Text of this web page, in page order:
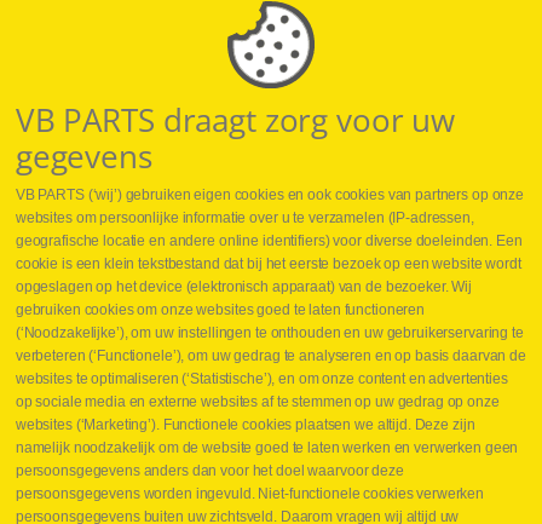
Volg ons op Social Media
Webshop
Nieuws
Jobs
Contact
Leveringen
Drukcontrole set
Persmaten
Herstellen cilinders
Hoe opmeten?
Hydrogroepen
VB PARTS draagt zorg voor uw
gegevens
VB PARTS (‘wij’) gebruiken eigen cookies en ook cookies van partners op onze
websites om persoonlijke informatie over u te verzamelen (IP-adressen,
geografische locatie en andere online identifiers) voor diverse doeleinden. Een
cookie is een klein tekstbestand dat bij het eerste bezoek op een website wordt
opgeslagen op het device (elektronisch apparaat) van de bezoeker. Wij
gebruiken cookies om onze websites goed te laten functioneren
(‘Noodzakelijke’), om uw instellingen te onthouden en uw gebruikerservaring te
verbeteren (‘Functionele’), om uw gedrag te analyseren en op basis daarvan de
websites te optimaliseren (‘Statistische’), en om onze content en advertenties
op sociale media en externe websites af te stemmen op uw gedrag op onze
websites (‘Marketing’). Functionele cookies plaatsen we altijd. Deze zijn
namelijk noodzakelijk om de website goed te laten werken en verwerken geen
persoonsgegevens anders dan voor het doel waarvoor deze
persoonsgegevens worden ingevuld. Niet-functionele cookies verwerken
persoonsgegevens buiten uw zichtsveld. Daarom vragen wij altijd uw